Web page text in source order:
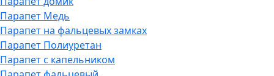
Парапет Медь
Парапет на фальцевых замках
Парапет Полиуретан
Парапет с капельником